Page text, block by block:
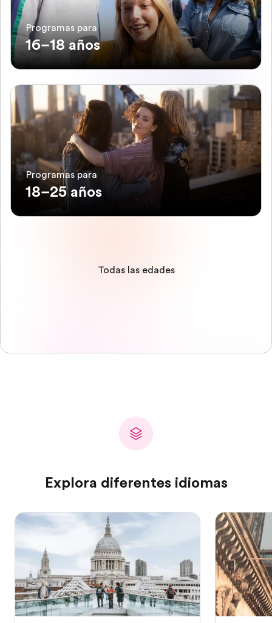
Programas para
16–18 años
Programas para
18–25 años
Todas las edades
Explora diferentes idiomas